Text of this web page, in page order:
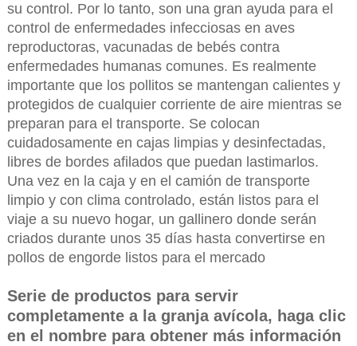
su control. Por lo tanto, son una gran ayuda para el
control de enfermedades infecciosas en aves
reproductoras, vacunadas de bebés contra
enfermedades humanas comunes. Es realmente
importante que los pollitos se mantengan calientes y
protegidos de cualquier corriente de aire mientras se
preparan para el transporte. Se colocan
cuidadosamente en cajas limpias y desinfectadas,
libres de bordes afilados que puedan lastimarlos.
Una vez en la caja y en el camión de transporte
limpio y con clima controlado, están listos para el
viaje a su nuevo hogar, un gallinero donde serán
criados durante unos 35 días hasta convertirse en
pollos de engorde listos para el mercado
Serie de productos para servir
completamente a la granja avícola, haga clic
en el nombre para obtener más información